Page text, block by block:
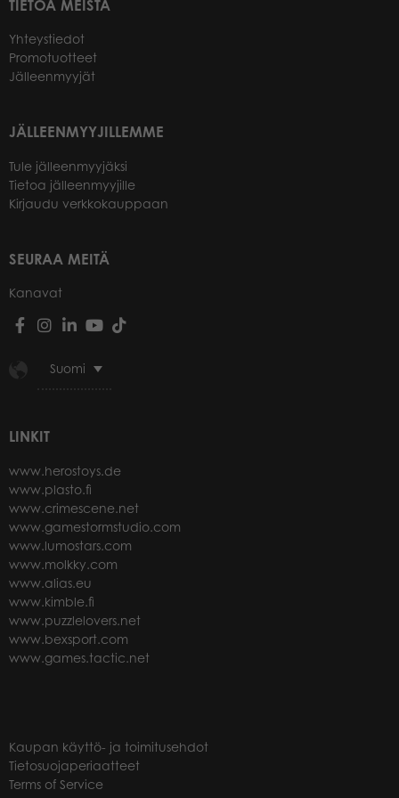
TIETOA MEISTÄ
Yhteystiedot
Promotuotteet
Jälleenmyyjät
JÄLLEENMYYJILLEMME
Tule jälleenmyyjäksi
Tietoa jälleenmyyjille
Kirjaudu verkkokauppaan
SEURAA MEITÄ
Kanavat
Suomi
LINKIT
www.herostoys.de
www.plasto.fi
www.crimescene.net
www.gamestormstudio.com
www.lumostars.com
www.molkky.com
www.alias.eu
www.kimble.fi
www.puzzlelovers.net
www.bexsport.com
www.games.tactic.net
Kaupan käyttö- ja toimitusehdot
Tietosuojaperiaatteet
Terms of Service